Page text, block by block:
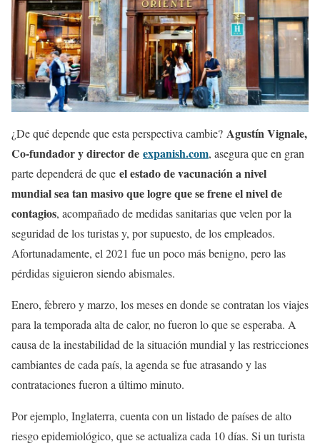
¿De qué depende que esta perspectiva cambie? Agustín Vignale,
Co-fundador y director de expanish.com, asegura que en gran
parte dependerá de que el estado de vacunación a nivel
mundial sea tan masivo que logre que se frene el nivel de
contagios, acompañado de medidas sanitarias que velen por la
seguridad de los turistas y, por supuesto, de los empleados.
Afortunadamente, el 2021 fue un poco más benigno, pero las
pérdidas siguieron siendo abismales.
Enero, febrero y marzo, los meses en donde se contratan los viajes
para la temporada alta de calor, no fueron lo que se esperaba. A
causa de la inestabilidad de la situación mundial y las restricciones
cambiantes de cada país, la agenda se fue atrasando y las
contrataciones fueron a último minuto.
Por ejemplo, Inglaterra, cuenta con un listado de países de alto
riesgo epidemiológico, que se actualiza cada 10 días. Si un turista